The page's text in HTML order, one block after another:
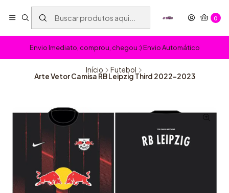
0
Envio Imediato, comprou, chegou :) Envio Automático
Início Futebol
Arte Vetor Camisa RB Leipzig Third 2022-2023